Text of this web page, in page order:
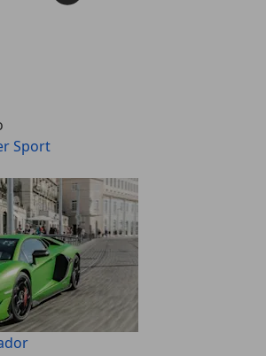
Sport